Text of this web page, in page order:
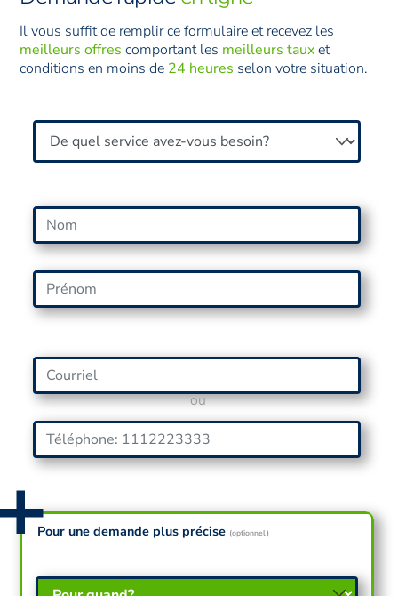
Il vous suffit de remplir ce formulaire et recevez les
meilleurs offres comportant les meilleurs tauxet
conditions en moins de 24 heures selon votre situation.
ou
Pour une demande plus précise (optionnel)